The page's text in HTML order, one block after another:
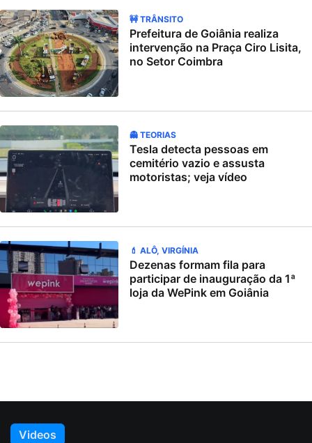
🚧 TRÂNSITO
Prefeitura de Goiânia realiza
intervenção na Praça Ciro Lisita,
no Setor Coimbra
👻 TEORIAS
Tesla detecta pessoas em
cemitério vazio e assusta
motoristas; veja vídeo
💄 ALÔ, VIRGÍNIA
Dezenas formam fila para
participar de inauguração da 1ª
loja da WePink em Goiânia
Videos